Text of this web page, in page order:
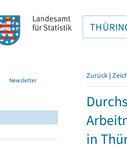
Newsletter Zurück |
in